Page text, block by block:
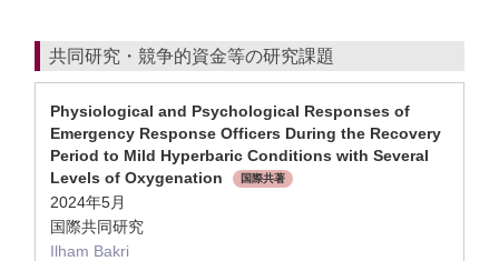
共同研究・競争的資金等の研究課題
Physiological and Psychological Responses of
Emergency Response Officers During the Recovery
Period to Mild Hyperbaric Conditions with Several
Levels of Oxygenation
国際共著
2024年5月
国際共同研究
Ilham Bakri